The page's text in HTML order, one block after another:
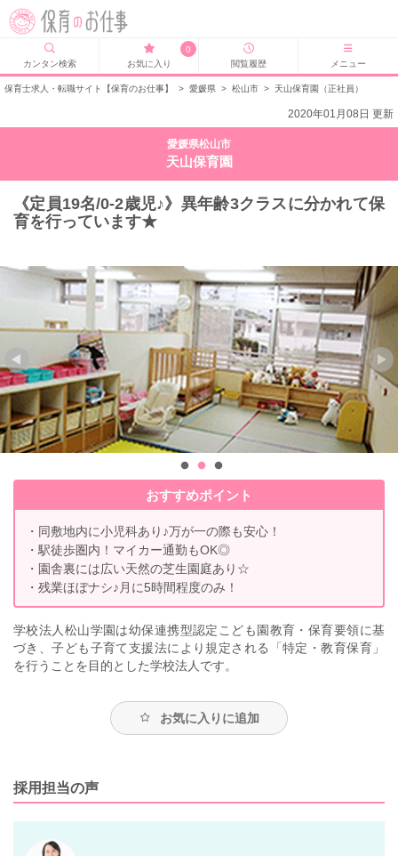
カンタン検索
0
お気に入り
閲覧履歴 メニュー
保育士求人・転職サイト【保育のお仕事】 > 愛媛県 > 松山市 > 天山保育園（正社員）
2020年01月08日 更新
愛媛県松山市
天山保育園
《定員19名/0-2歳児♪》異年齢3クラスに分かれて保
育を行っています★
おすすめポイント
・同敷地内に小児科あり♪万が一の際も安心！
・駅徒歩圏内！マイカー通勤もOK◎
・園舎裏には広い天然の芝生園庭あり☆
・残業ほぼナシ♪月に5時間程度のみ！
学校法人松山学園は幼保連携型認定こども園教育・保育要領に基
づき、子ども子育て支援法により規定される「特定・教育保育」
を行うことを目的とした学校法人です。
お気に入りに追加
採用担当の声